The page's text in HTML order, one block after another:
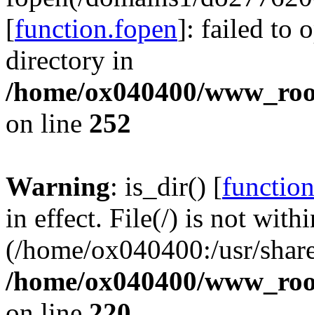
[function.fopen]: failed to
directory in
/home/ox040400/
on line 252
Warning: is_dir() [
in effect. File(/) is not
(/home/ox040400:/usr/
/home/ox040400/